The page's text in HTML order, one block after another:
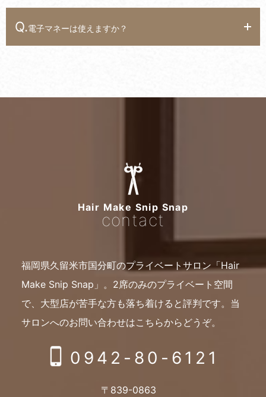
Q.電子マネーは使えますか？
Hair Make Snip Snap
contact
福岡県久留米市国分町のプライベートサロン「Hair
Make Snip Snap」。 2席のみのプライベート空間
で、大型店が苦手な方も落ち着けると評判です。 当
サロンへのお問い合わせはこちらからどうぞ。
0942-80-6121
〒839-0863